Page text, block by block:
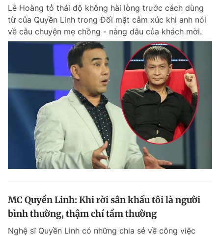
Lê Hoàng tỏ thái độ không hài lòng trước cách dùng
từ của Quyền Linh trong Đối mặt cảm xúc khi anh nói
về câu chuyện mẹ chồng - nàng dâu của khách mời.
MC Quyền Linh: Khi rời sân khấu tôi là người
bình thường, thậm chí tầm thường
Nghệ sĩ Quyền Linh có những chia sẻ về công việc